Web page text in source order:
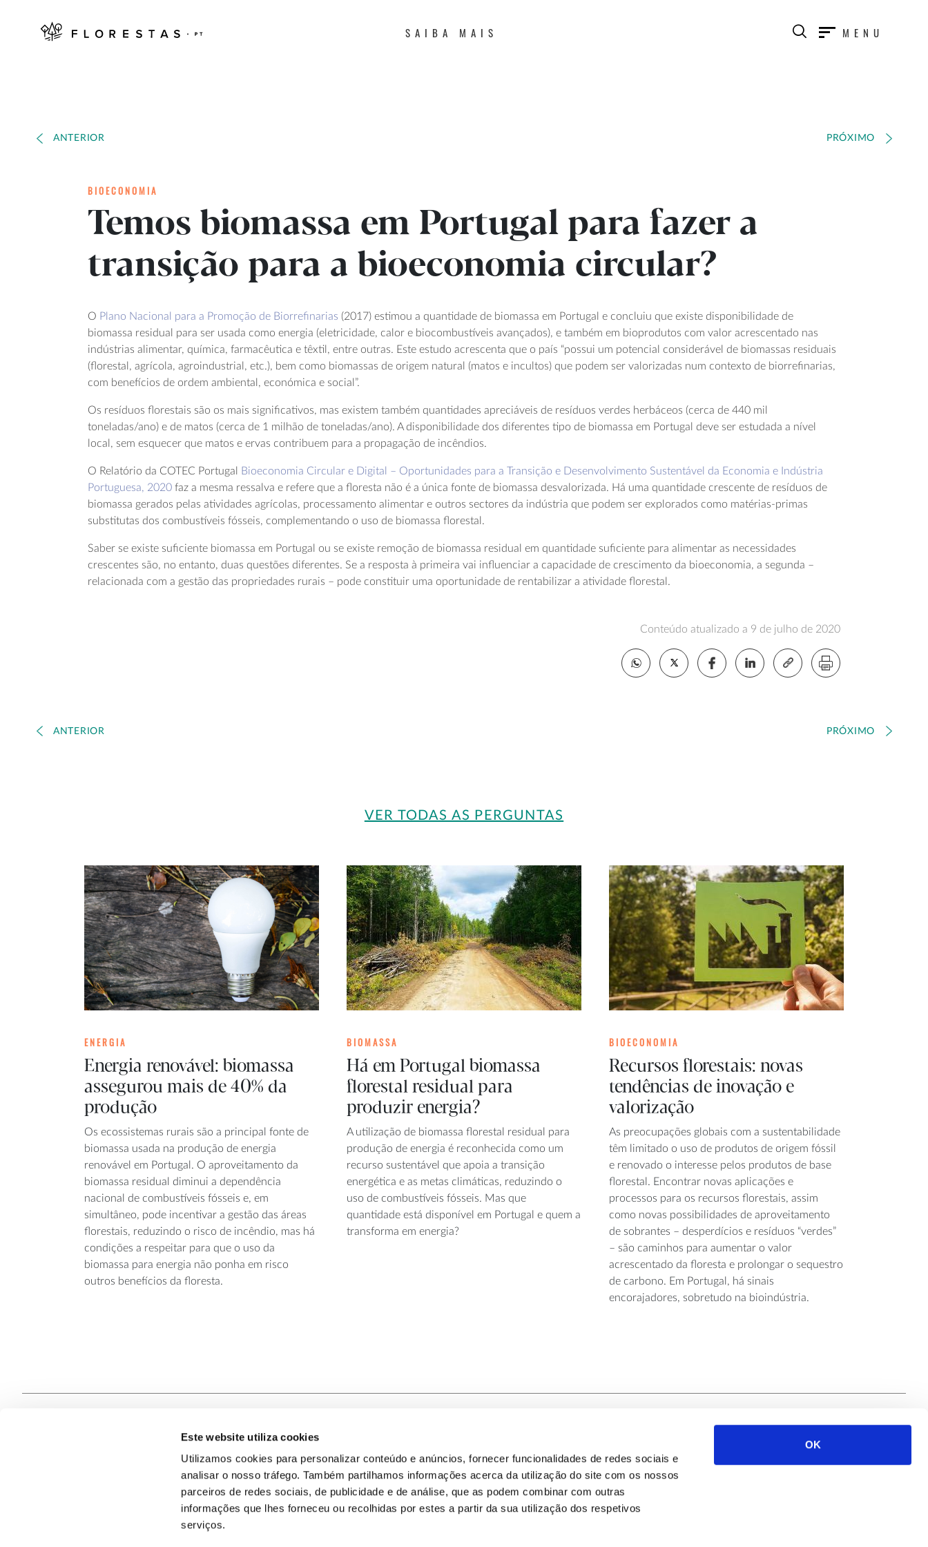
Este website utiliza cookies
Utilizamos cookies para personalizar conteúdo e anúncios, fornecer funcionalidades de redes sociais e
analisar o nosso tráfego. Também partilhamos informações acerca da utilização do site com os nossos
parceiros de redes sociais, de publicidade e de análise, que as podem combinar com outras
informações que lhes forneceu ou recolhidas por estes a partir da sua utilização dos respetivos
serviços.
OK
SAIBA MAIS MENU
ANTERIOR PRÓXIMO
BIOECONOMIA
Temos biomassa em Portugal para fazer a
transição para a bioeconomia circular?
O Plano Nacional para a Promoção de Biorrefinarias (2017) estimou a quantidade de biomassa em Portugal e concluiu que existe disponibilidade de
biomassa residual para ser usada como energia (eletricidade, calor e biocombustíveis avançados), e também em bioprodutos com valor acrescentado nas
indústrias alimentar, química, farmacêutica e têxtil, entre outras. Este estudo acrescenta que o país “possui um potencial considerável de biomassas residuais
(florestal, agrícola, agroindustrial, etc.), bem como biomassas de origem natural (matos e incultos) que podem ser valorizadas num contexto de biorrefinarias,
com benefícios de ordem ambiental, económica e social”.
Os resíduos florestais são os mais significativos, mas existem também quantidades apreciáveis de resíduos verdes herbáceos (cerca de 440 mil
toneladas/ano) e de matos (cerca de 1 milhão de toneladas/ano). A disponibilidade dos diferentes tipo de biomassa em Portugal deve ser estudada a nível
local, sem esquecer que matos e ervas contribuem para a propagação de incêndios.
O Relatório da COTEC Portugal
Bioeconomia Circular e Digital – Oportunidades para a Transição e Desenvolvimento Sustentável da Economia e Indústria
Portuguesa, 2020 faz a mesma ressalva e refere que a floresta não é a única fonte de biomassa desvalorizada. Há uma quantidade crescente de resíduos de
biomassa gerados pelas atividades agrícolas, processamento alimentar e outros sectores da indústria que podem ser explorados como matérias-primas
substitutas dos combustíveis fósseis, complementando o uso de biomassa florestal.
Saber se existe suficiente biomassa em Portugal ou se existe remoção de biomassa residual em quantidade suficiente para alimentar as necessidades
crescentes são, no entanto, duas questões diferentes. Se a resposta à primeira vai influenciar a capacidade de crescimento da bioeconomia, a segunda –
relacionada com a gestão das propriedades rurais – pode constituir uma oportunidade de rentabilizar a atividade florestal.
Conteúdo atualizado a 9 de julho de 2020
ANTERIOR PRÓXIMO
VER TODAS AS PERGUNTAS
ENERGIA
Energia renovável: biomassa
assegurou mais de 40% da
produção
Os ecossistemas rurais são a principal fonte de
biomassa usada na produção de energia
renovável em Portugal. O aproveitamento da
biomassa residual diminui a dependência
nacional de combustíveis fósseis e, em
simultâneo, pode incentivar a gestão das áreas
florestais, reduzindo o risco de incêndio, mas há
condições a respeitar para que o uso da
biomassa para energia não ponha em risco
outros benefícios da floresta.
BIOMASSA
Há em Portugal biomassa
florestal residual para
produzir energia?
A utilização de biomassa florestal residual para
produção de energia é reconhecida como um
recurso sustentável que apoia a transição
energética e as metas climáticas, reduzindo o
uso de combustíveis fósseis. Mas que
quantidade está disponível em Portugal e quem a
transforma em energia?
BIOECONOMIA
Recursos florestais: novas
tendências de inovação e
valorização
As preocupações globais com a sustentabilidade
têm limitado o uso de produtos de origem fóssil
e renovado o interesse pelos produtos de base
florestal. Encontrar novas aplicações e
processos para os recursos florestais, assim
como novas possibilidades de aproveitamento
de sobrantes – desperdícios e resíduos “verdes”
– são caminhos para aumentar o valor
acrescentado da floresta e prolongar o sequestro
de carbono. Em Portugal, há sinais
encorajadores, sobretudo na bioindústria.
Contacte-nos
Quem Somos
Política de Privacidade
Política de Cookies